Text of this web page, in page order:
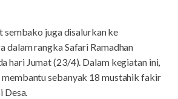
sembako juga disalurkan ke
dalam rangka Safari Ramadhan
hari Jumat (23/4). Dalam kegiatan ini,
membantu sebanyak 18 mustahik fakir
Desa.